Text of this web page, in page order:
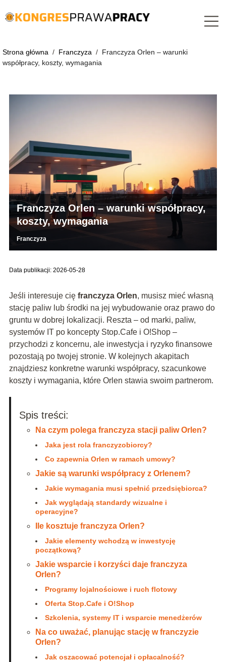
Strona główna / Franczyza / Franczyza Orlen – warunki
współpracy, koszty, wymagania
Franczyza Orlen – warunki współpracy,
koszty, wymagania
Franczyza
Data publikacji: 2026-05-28
Jeśli interesuje cię franczyza Orlen, musisz mieć własną
stację paliw lub środki na jej wybudowanie oraz prawo do
gruntu w dobrej lokalizacji. Reszta – od marki, paliw,
systemów IT po koncepty Stop.Cafe i O!Shop –
przychodzi z koncernu, ale inwestycja i ryzyko finansowe
pozostają po twojej stronie. W kolejnych akapitach
znajdziesz konkretne warunki współpracy, szacunkowe
koszty i wymagania, które Orlen stawia swoim partnerom.
Spis treści:
Na czym polega franczyza stacji paliw Orlen?
Jaka jest rola franczyzobiorcy?
Co zapewnia Orlen w ramach umowy?
Jakie są warunki współpracy z Orlenem?
Jakie wymagania musi spełnić przedsiębiorca?
Jak wyglądają standardy wizualne i
operacyjne?
Ile kosztuje franczyza Orlen?
Jakie elementy wchodzą w inwestycję
początkową?
Jakie wsparcie i korzyści daje franczyza
Orlen?
Programy lojalnościowe i ruch flotowy
Oferta Stop.Cafe i O!Shop
Szkolenia, systemy IT i wsparcie menedżerów
Na co uważać, planując stację w franczyzie
Orlen?
Jak oszacować potencjał i opłacalność?